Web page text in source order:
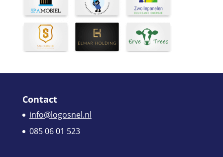
Contact
info@logosnel.nl
085 06 01 523